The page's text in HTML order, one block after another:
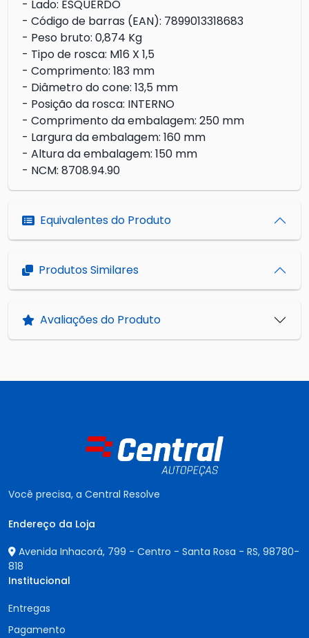
- Lado: ESQUERDO
- Código de barras (EAN): 7899013318683
- Peso bruto: 0,874 Kg
- Tipo de rosca: M16 X 1,5
- Comprimento: 183 mm
- Diâmetro do cone: 13,5 mm
- Posição da rosca: INTERNO
- Comprimento da embalagem: 250 mm
- Largura da embalagem: 160 mm
- Altura da embalagem: 150 mm
- NCM: 8708.94.90
Equivalentes do Produto
Produtos Similares
Avaliações do Produto
Você precisa, a Central Resolve
Endereço da Loja
Avenida Inhacorá, 799 - Centro - Santa Rosa - RS, 98780-
818
Institucional
Entregas
Pagamento